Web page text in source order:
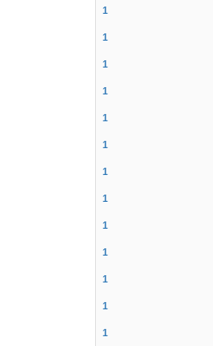
1
1
1
1
1
1
1
1
1
1
1
1
1